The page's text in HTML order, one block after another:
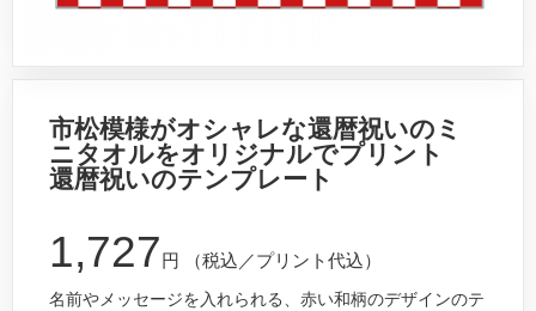
市松模様がオシャレな還暦祝いのミ
ニタオルをオリジナルでプリント
還暦祝いのテンプレート
1,727円 （税込／プリント代込）
名前やメッセージを入れられる、赤い和柄のデザインのテ